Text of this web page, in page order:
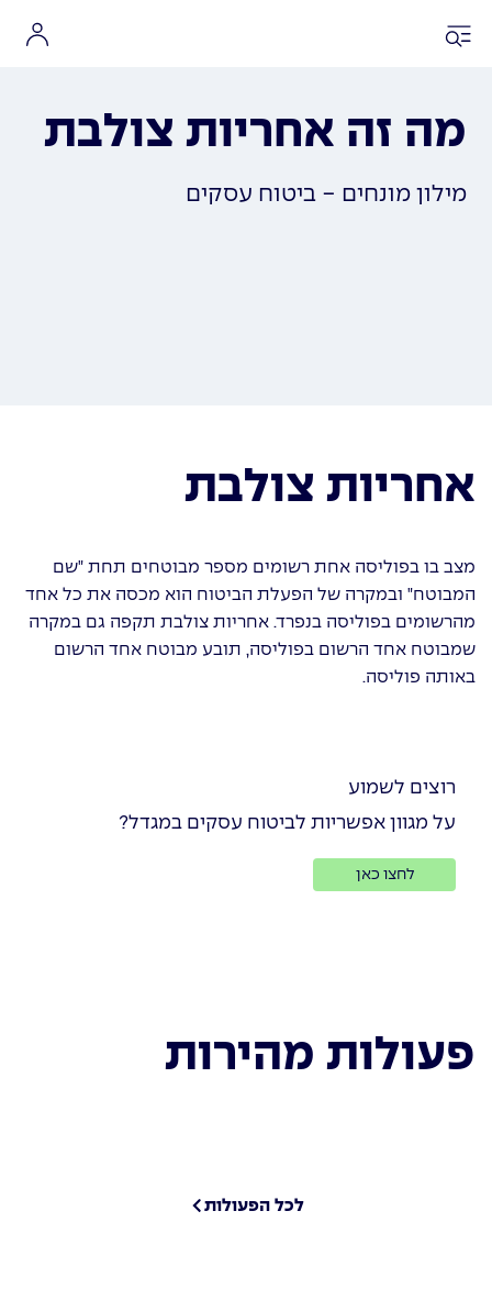
מה זה אחריות צולבת
מילון מונחים - ביטוח עסקים
אחריות צולבת
מצב בו בפוליסה אחת רשומים מספר מבוטחים תחת "שם
המבוטח" ובמקרה של הפעלת הביטוח הוא מכסה את כל אחד
מהרשומים בפוליסה בנפרד. אחריות צולבת תקפה גם במקרה
שמבוטח אחד הרשום בפוליסה, תובע מבוטח אחד הרשום
באותה פוליסה.
רוצים לשמוע
על מגוון אפשריות לביטוח עסקים במגדל?
לחצו כאן
פעולות מהירות
לכל הפעולות